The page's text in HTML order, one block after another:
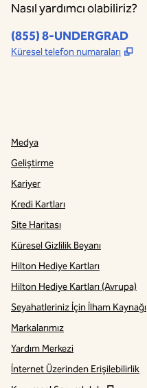
Nasıl yardımcı olabiliriz?
Telefon:
(855) 8-UNDERGRAD
Küresel telefon numaraları ,
Medya
Geliştirme
Kariyer
Kredi Kartları
Site Haritası
Küresel Gizlilik Beyanı
Hilton Hediye Kartları
Hilton Hediye Kartları (Avrupa)
Seyahatleriniz İçin İlham Kaynağı
Markalarımız
Yardım Merkezi
İnternet Üzerinden Erişilebilirlik